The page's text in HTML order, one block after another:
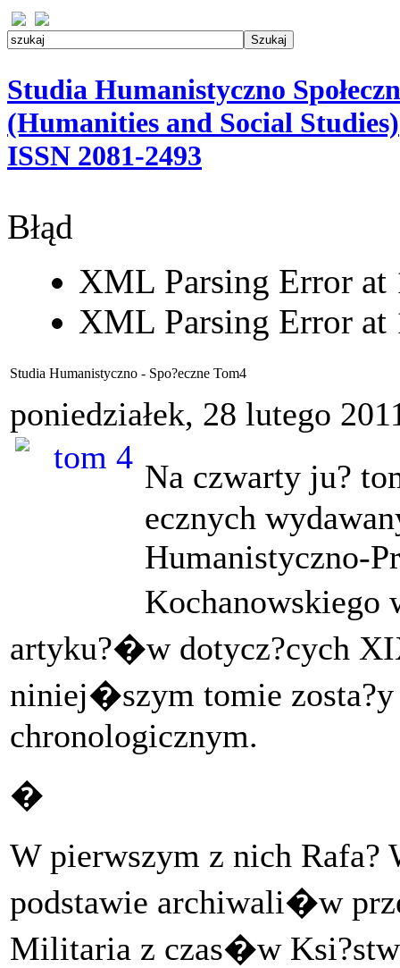
Studia Humanistyczno
(Humanities and Social Studies)
ISSN 2081-2493
Błąd
XML Parsing Error at
XML Parsing Error at
Studia Humanistyczno - Spo?eczne Tom4
poniedziałek, 28 lutego
Na czwarty ju?
ecznych
Humanistyczno-
Kochanowskiego
artyku?�w dotycz?cych
niniej�szym tomie zosta?y
chronologicznym.
�
W pierwszym z nich
podstawie archiwali�w
Militaria z czas�w